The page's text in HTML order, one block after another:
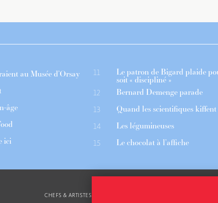
au Musée d’Orsay
âge
ici
11 Le patron de Bigard plaide
soit « discipliné »
12 Bernard Demenge parade
13 Quand les scientifiques
14 Les légumineuses
15 Le chocolat à l’affiche
CHEFS & ARTISTES ASSOCIÉS